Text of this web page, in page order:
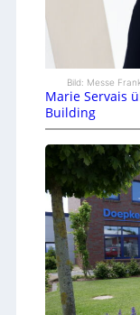
Bild: Messe
Marie Servais
Building